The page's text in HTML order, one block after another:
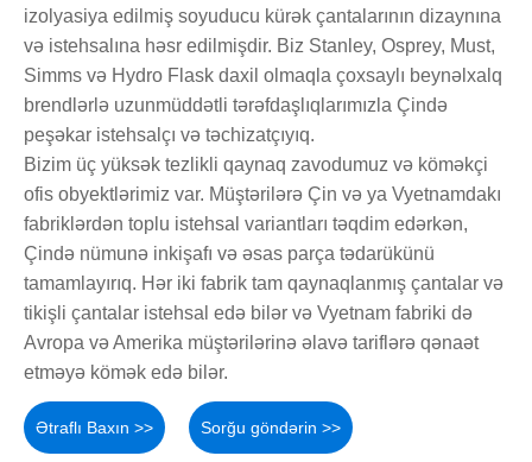
izolyasiya edilmiş soyuducu kürək çantalarının dizaynına
və istehsalına həsr edilmişdir. Biz Stanley, Osprey, Must,
Simms və Hydro Flask daxil olmaqla çoxsaylı beynəlxalq
brendlərlə uzunmüddətli tərəfdaşlıqlarımızla Çində
peşəkar istehsalçı və təchizatçıyıq.
Bizim üç yüksək tezlikli qaynaq zavodumuz və köməkçi
ofis obyektlərimiz var. Müştərilərə Çin və ya Vyetnamdakı
fabriklərdən toplu istehsal variantları təqdim edərkən,
Çində nümunə inkişafı və əsas parça tədarükünü
tamamlayırıq. Hər iki fabrik tam qaynaqlanmış çantalar və
tikişli çantalar istehsal edə bilər və Vyetnam fabriki də
Avropa və Amerika müştərilərinə əlavə tariflərə qənaət
etməyə kömək edə bilər.
Ətraflı Baxın >> Sorğu göndərin >>